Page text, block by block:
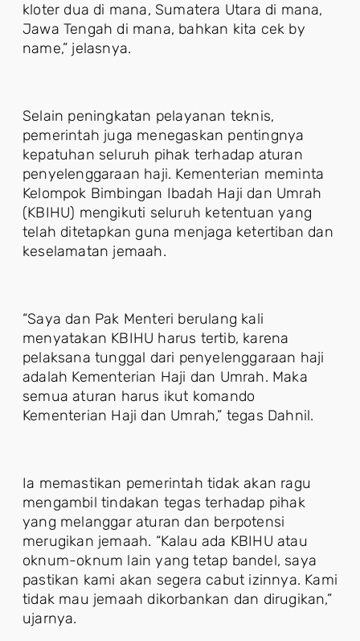
kloter dua di mana, Sumatera Utara di mana,
Jawa Tengah di mana, bahkan kita cek by
name,” jelasnya.
Selain peningkatan pelayanan teknis,
pemerintah juga menegaskan pentingnya
kepatuhan seluruh pihak terhadap aturan
penyelenggaraan haji. Kementerian meminta
Kelompok Bimbingan Ibadah Haji dan Umrah
(KBIHU) mengikuti seluruh ketentuan yang
telah ditetapkan guna menjaga ketertiban dan
keselamatan jemaah.
“Saya dan Pak Menteri berulang kali
menyatakan KBIHU harus tertib, karena
pelaksana tunggal dari penyelenggaraan haji
adalah Kementerian Haji dan Umrah. Maka
semua aturan harus ikut komando
Kementerian Haji dan Umrah,” tegas Dahnil.
Ia memastikan pemerintah tidak akan ragu
mengambil tindakan tegas terhadap pihak
yang melanggar aturan dan berpotensi
merugikan jemaah. “Kalau ada KBIHU atau
oknum-oknum lain yang tetap bandel, saya
pastikan kami akan segera cabut izinnya. Kami
tidak mau jemaah dikorbankan dan dirugikan,”
ujarnya.